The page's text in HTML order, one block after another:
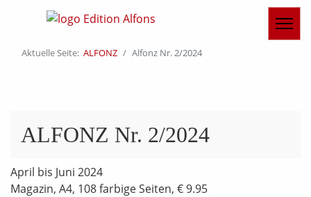
Aktuelle Seite: ALFONZ Alfonz Nr. 2/2024
ALFONZ Nr. 2/2024
April bis Juni 2024
Magazin, A4, 108 farbige Seiten, € 9.95